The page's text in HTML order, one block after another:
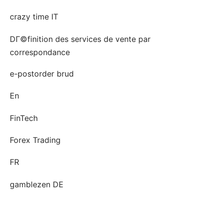
crazy time IT
DГ©finition des services de vente par
correspondance
e-postorder brud
En
FinTech
Forex Trading
FR
gamblezen DE